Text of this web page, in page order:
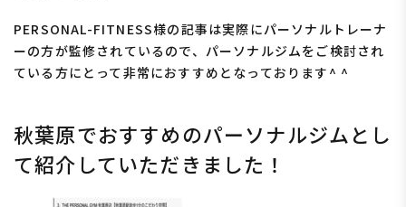
PERSONAL-FITNESS様の記事は実際にパーソナルトレーナ
ーの方が監修されているので、パーソナルジムをご検討され
ている方にとって非常におすすめとなっております^ ^
秋葉原でおすすめのパーソナルジムとし
て紹介していただきました！